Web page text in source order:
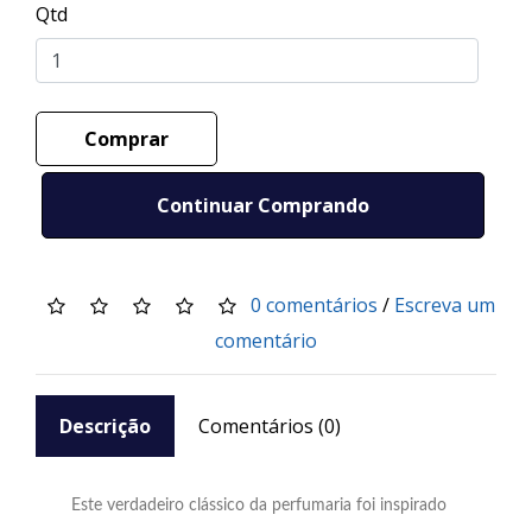
Qtd
Comprar
Continuar Comprando
0 comentários / Escreva um
comentário
Descrição Comentários (0)
Este verdadeiro clássico da perfumaria foi inspirado